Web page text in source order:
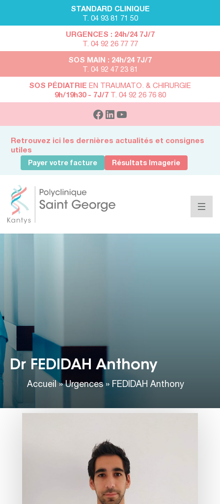
STANDARD CLINIQUE
T. 04 93 81 71 50
URGENCES : 24h/24 7J/7
T. 04 92 26 77 77
SOS MAIN : 24h/24 7J/7
T. 04 92 47 23 81
SOS PÉDIATRIE EN TRAUMATO. & CHIRURGIE
9h/19h30 - 7J/7T. 04 92 26 76 80
Retrouvez ici les dernières actualités et consignes
utiles
Payer votre facture Résultats Imagerie
Dr FEDIDAH Anthony
Accueil»Urgences» FEDIDAH Anthony